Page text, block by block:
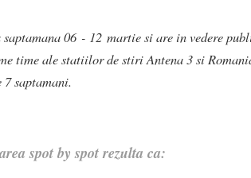
saptamana 06 - 12 martie si are in vedere
time ale statiilor de stiri Antena 3 si
saptamani.
spot by spot rezulta ca: